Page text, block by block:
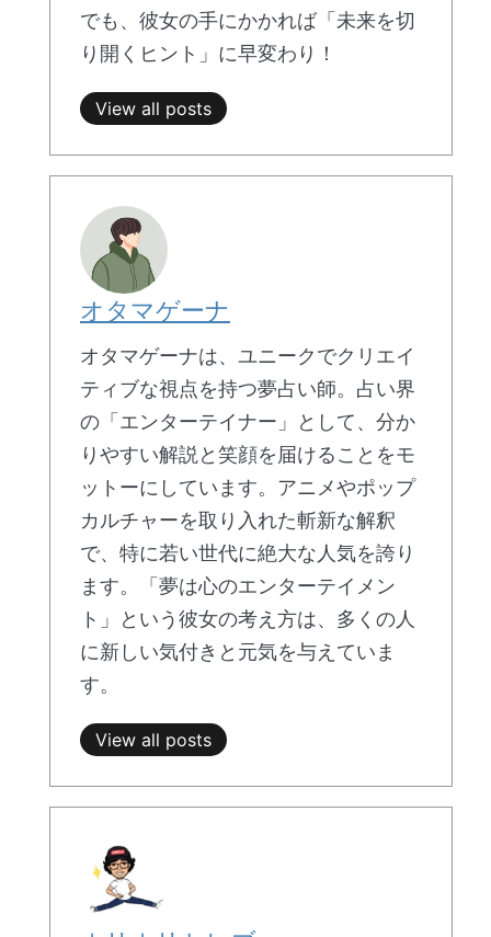
でも、彼女の手にかかれば「未来を切
り開くヒント」に早変わり！
View all posts
オタマゲーナ
オタマゲーナは、ユニークでクリエイ
ティブな視点を持つ夢占い師。占い界
の「エンターテイナー」として、分か
りやすい解説と笑顔を届けることをモ
ットーにしています。アニメやポップ
カルチャーを取り入れた斬新な解釈
で、特に若い世代に絶大な人気を誇り
ます。「夢は心のエンターテイメン
ト」という彼女の考え方は、多くの人
に新しい気付きと元気を与えていま
す。
View all posts